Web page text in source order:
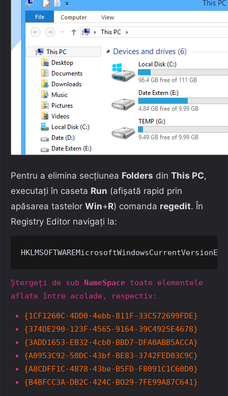
Pentru a elimina secțiunea Folders din This PC,
executați în caseta Run (afișată rapid prin
apăsarea tastelor Win+R) comanda regedit. În
Registry Editor navigați la:
Ștergeți de sub NameSpace toate elementele
aflate între acolade, respectiv:
{1CF1260C-4DD0-4ebb-811F-33C572699FDE}
{374DE290-123F-4565-9164-39C4925E4678}
{3ADD1653-EB32-4cb0-BBD7-DFA0ABB5ACCA}
{A0953C92-50DC-43bf-BE83-3742FED03C9C}
{A8CDFF1C-4878-43be-B5FD-F8091C1C60D0}
{B4BFCC3A-DB2C-424C-BO29-7FE99A87C641}